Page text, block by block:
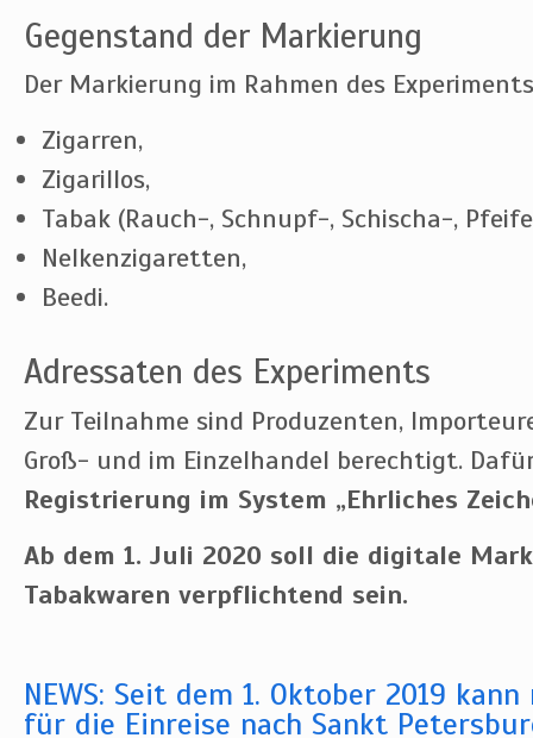
Gegenstand der Markierung
Der Markierung im Rahmen des
Zigarren,
Zigarillos,
Tabak (Rauch-, Schnupf-, Schischa-,
Nelkenzigaretten,
Beedi.
Adressaten des Experiments
Zur Teilnahme sind Produzenten,
Groß- und im Einzelhandel berechtigt.
Registrierung im System „Ehrliches
Ab dem 1. Juli 2020 soll die digitale
Tabakwaren verpflichtend sein.
NEWS: Seit dem 1. Oktober 2019
für die Einreise nach Sankt